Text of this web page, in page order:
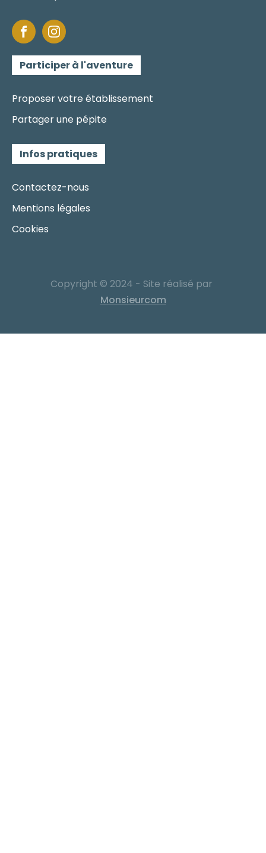
Participer à l'aventure
Proposer votre établissement
Partager une pépite
Infos pratiques
Contactez-nous
Mentions légales
Cookies
Copyright © 2024 - Site réalisé par
Monsieurcom